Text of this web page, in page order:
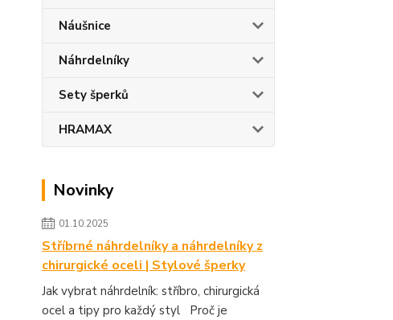
Náušnice
Náhrdelníky
Sety šperků
HRAMAX
Novinky
01.10.2025
Stříbrné náhrdelníky a náhrdelníky z
chirurgické oceli | Stylové šperky
Jak vybrat náhrdelník: stříbro, chirurgická
ocel a tipy pro každý styl Proč je